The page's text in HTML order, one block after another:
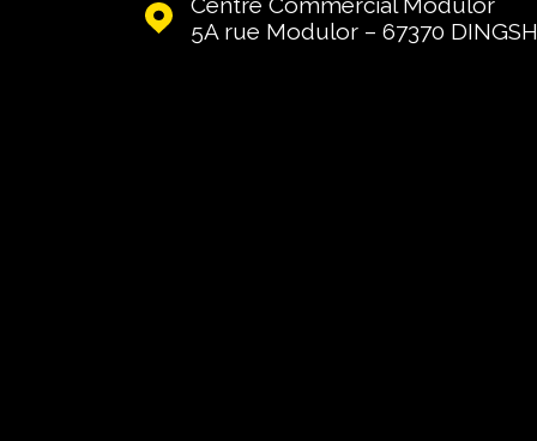
5A rue Modulor – 67370